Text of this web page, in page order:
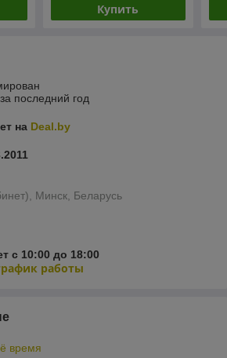
Купить
последний год
на Deal.by
Минск, Беларусь
с 10:00 до 18:00
работы
время